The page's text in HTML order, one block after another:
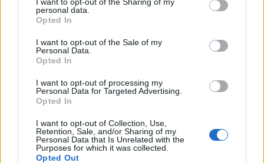
personal data.
Opted In
I want to opt-out of the Sale of my
Personal Data.
Opted In
I want to opt-out of processing my
Personal Data for Targeted Advertising.
Opted In
I want to opt-out of Collection, Use,
Retention, Sale, and/or Sharing of my
Personal Data that Is Unrelated with the
Purposes for which it was collected.
Opted Out